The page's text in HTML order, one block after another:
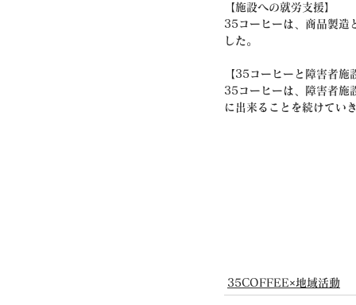
【施設への就労支援】
35コーヒーは、商品製造
した。
【35コーヒーと障害者施
35コーヒーは、障害者施
に出来ることを続けてい
35COFFEE×地域活動